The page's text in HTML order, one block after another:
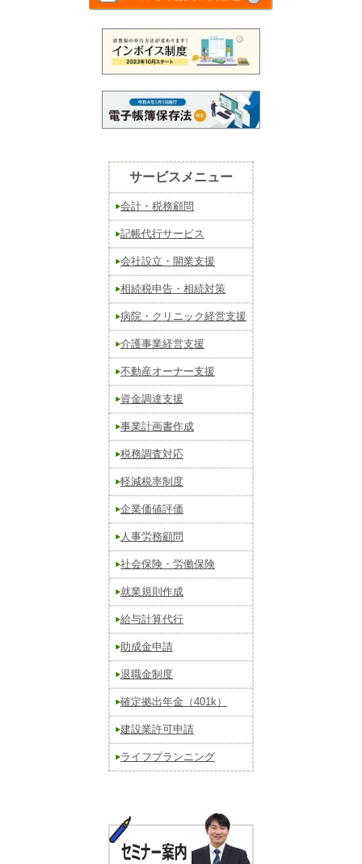
サービスメニュー
会計・税務顧問
記帳代行サービス
会社設立・開業支援
相続税申告・相続対策
病院・クリニック経営支援
介護事業経営支援
不動産オーナー支援
資金調達支援
事業計画書作成
税務調査対応
軽減税率制度
企業価値評価
人事労務顧問
社会保険・労働保険
就業規則作成
給与計算代行
助成金申請
退職金制度
確定拠出年金（401k）
建設業許可申請
ライフプランニング